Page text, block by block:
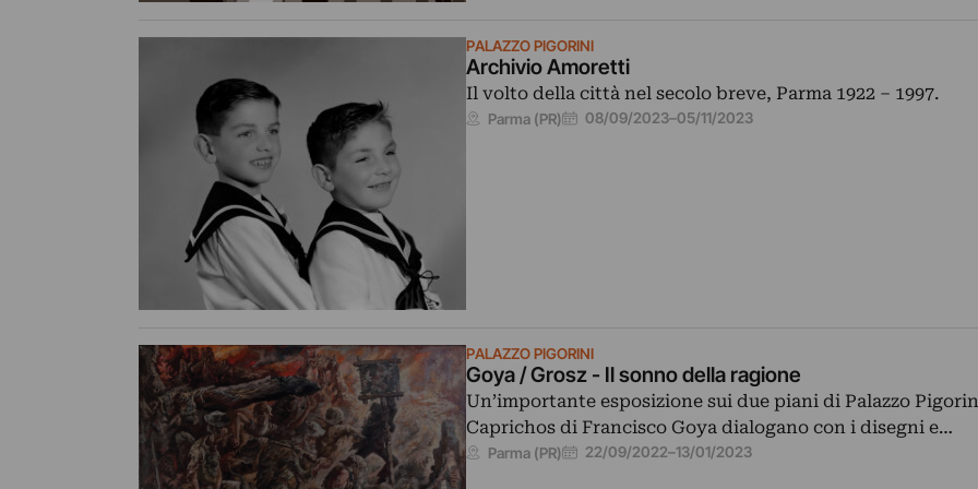
PALAZZO PIGORINI
Archivio Amoretti
Il volto della città nel secolo breve, Parma 1922 – 1997.
Parma (PR) 08/09/2023–05/11/2023
PALAZZO PIGORINI
Goya / Grosz - Il sonno della ragione
Un’importante esposizione sui due piani di Palazzo
Caprichos di Francisco Goya dialogano con i disegni e…
Parma (PR) 22/09/2022–13/01/2023